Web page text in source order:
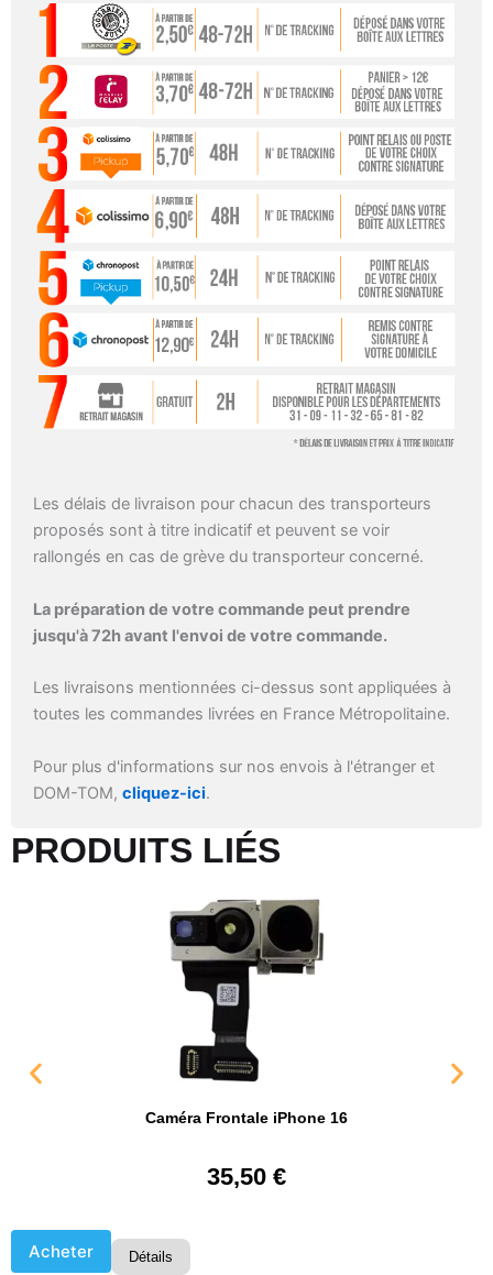
Les délais de livraison pour chacun des transporteurs
proposés sont à titre indicatif et peuvent se voir
rallongés en cas de grève du transporteur concerné.
La préparation de votre commande peut prendre
jusqu'à 72h avant l'envoi de votre commande.
Les livraisons mentionnées ci-dessus sont appliquées à
toutes les commandes livrées en France Métropolitaine.
Pour plus d'informations sur nos envois à l'étranger et
DOM-TOM, cliquez-ici.
PRODUITS LIÉS​
Caméra Frontale iPhone 16
35,50 €
Acheter Détails